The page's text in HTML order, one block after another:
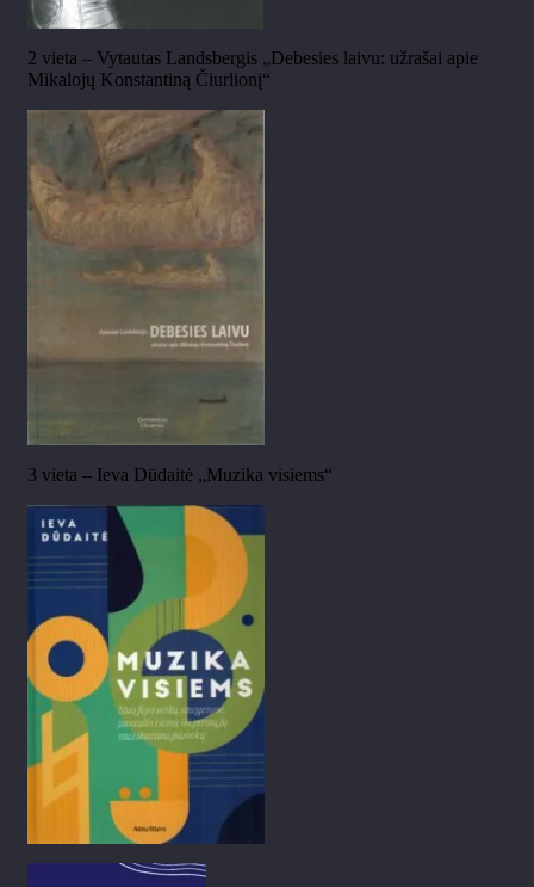
2 vieta – Vytautas Landsbergis „Debesies laivu: užrašai apie
Mikalojų Konstantiną Čiurlionį“
3 vieta – Ieva Dūdaitė „Muzika visiems“